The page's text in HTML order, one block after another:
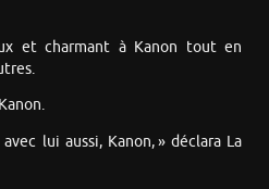
et charmant à Kanon tout en
lui aussi, Kanon, » déclara La